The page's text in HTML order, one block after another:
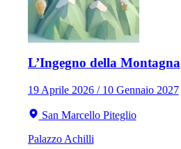
L’Ingegno della Montagna
19 Aprile 2026 / 10 Gennaio 2027
San Marcello Piteglio
Palazzo Achilli